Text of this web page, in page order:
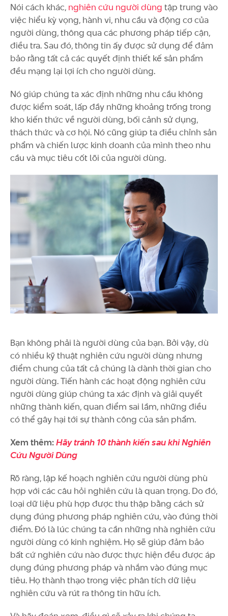
Nói cách khác, nghiên cứu người dùng tập trung vào
việc hiểu kỳ vọng, hành vi, nhu cầu và động cơ của
người dùng, thông qua các phương pháp tiếp cận,
điều tra. Sau đó, thông tin ấy được sử dụng để đảm
bảo rằng tất cả các quyết định thiết kế sản phẩm
đều mạng lại lợi ích cho người dùng.
Nó giúp chúng ta xác định những nhu cầu không
được kiểm soát, lấp đầy những khoảng trống trong
kho kiến thức về người dùng, bối cảnh sử dụng,
thách thức và cơ hội. Nó cũng giúp ta điều chỉnh sản
phẩm và chiến lược kinh doanh của mình theo nhu
cầu và mục tiêu cốt lõi của người dùng.
Bạn không phải là người dùng của bạn. Bởi vậy, dù
có nhiều kỹ thuật nghiên cứu người dùng nhưng
điểm chung của tất cả chúng là dành thời gian cho
người dùng. Tiến hành các hoạt động nghiên cứu
người dùng giúp chúng ta xác định và giải quyết
những thành kiến, quan điểm sai lầm, những điều
có thể gây hại tới sự thành công của sản phẩm.
Xem thêm:Hãy tránh 10 thành kiến sau khi Nghiên
Cứu Người Dùng
Rõ ràng, lập kế hoạch nghiên cứu người dùng phù
hợp với các câu hỏi nghiên cứu là quan trọng. Do đó,
loại dữ liệu phù hợp được thu thập bằng cách sử
dụng đúng phương pháp nghiên cứu, vào đúng thời
điểm. Đó là lúc chúng ta cần những nhà nghiên cứu
người dùng có kinh nghiệm. Họ sẽ giúp đảm bảo
bất cứ nghiên cứu nào được thực hiện đều được áp
dụng đúng phương pháp và nhắm vào đúng mục
tiêu. Họ thành thạo trong việc phân tích dữ liệu
nghiên cứu và rút ra thông tin hữu ích.